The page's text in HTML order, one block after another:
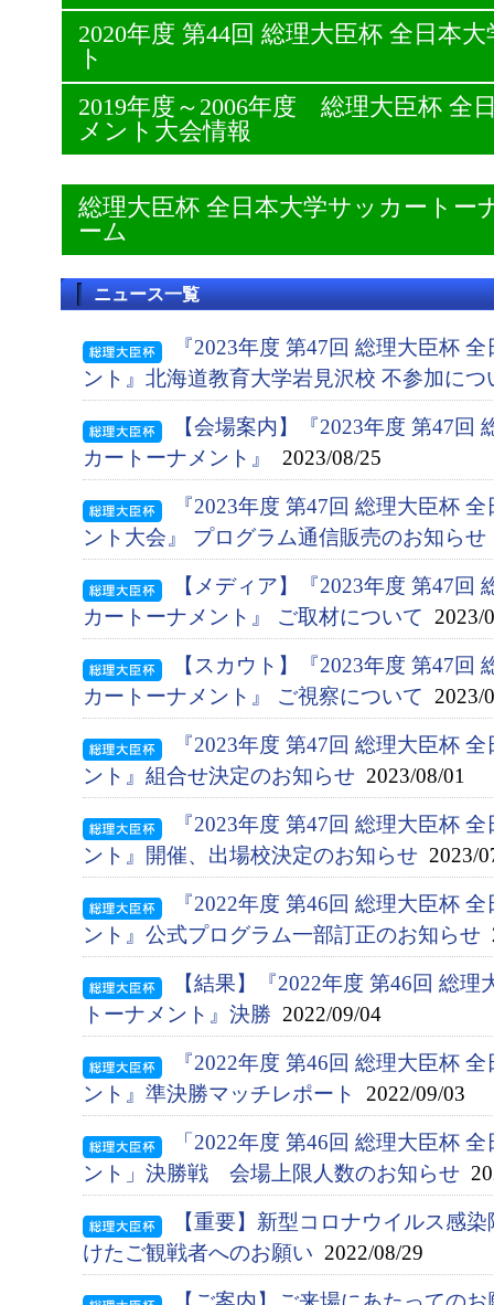
2020年度 第44回 総理大臣杯 全日本
ト
2019年度～2006年度 総理大臣杯 全
メント大会情報
総理大臣杯 全日本大学サッカート
ーム
ニュース一覧
『2023年度 第47回 総理大臣杯
ント』北海道教育大学岩見沢校 不参加につ
【会場案内】『2023年度 第47回
カートーナメント』
2023/08/25
『2023年度 第47回 総理大臣杯
ント大会』 プログラム通信販売のお知らせ
【メディア】『2023年度 第47回
カートーナメント』 ご取材について 2023/
【スカウト】『2023年度 第47回
カートーナメント』 ご視察について 2023/
『2023年度 第47回 総理大臣杯
ント』組合せ決定のお知らせ 2023/08/01
『2023年度 第47回 総理大臣杯
ント』開催、出場校決定のお知らせ 2023/
『2022年度 第46回 総理大臣杯
ント』公式プログラム一部訂正のお知らせ
【結果】『2022年度 第46回 総
トーナメント』決勝 2022/09/04
『2022年度 第46回 総理大臣杯
ント』準決勝マッチレポート
2022/09/03
「2022年度 第46回 総理大臣杯
ント」決勝戦 会場上限人数のお知らせ
【重要】新型コロナウイルス感
けたご観戦者へのお願い 2022/08/29